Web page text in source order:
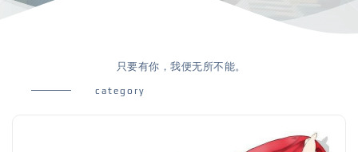
只要有你，我便无所不能。
category